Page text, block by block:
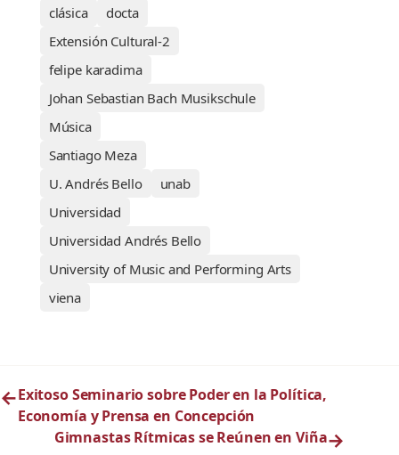
clásica
docta
Extensión Cultural-2
felipe karadima
Johan Sebastian Bach Musikschule
Música
Santiago Meza
U. Andrés Bello
unab
Universidad
Universidad Andrés Bello
University of Music and Performing Arts
viena
←Exitoso Seminario sobre Poder en la Política,
Economía y Prensa en Concepción
Gimnastas Rítmicas se Reúnen en Viña→